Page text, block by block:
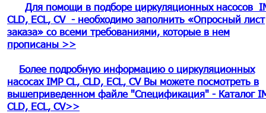
Для помощи в подборе циркуляционных насосов
CLD, ECL, CV - необходимо заполнить «Опросный лист
заказа» со всеми требованиями, которые в нем
прописаны >>
Более подробную информацию о циркуляционных
насосах IMP CL, CLD, ECL, CV Вы можете посмотреть в
вышеприведенном файле "Спецификация" - Каталог
CLD, ECL, CV>>